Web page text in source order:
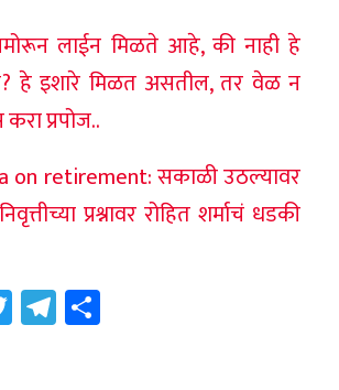
लाईन मिळते आहे, की नाही हे
इशारे मिळत असतील, तर वेळ न
प्रपोज..
on retirement: सकाळी उठल्यावर
प्रश्नावर रोहित शर्माचं धडकी
TwitterTelegram